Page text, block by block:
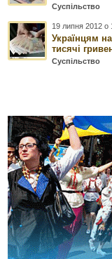
Суспільство
19 липня 2012 о
Українцям
тисячі
Суспільство